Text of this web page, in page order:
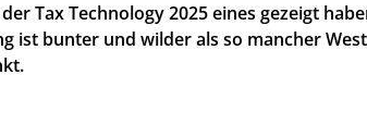
Tax Technology 2025 eines gezeigt
ist bunter und wilder als so mancher